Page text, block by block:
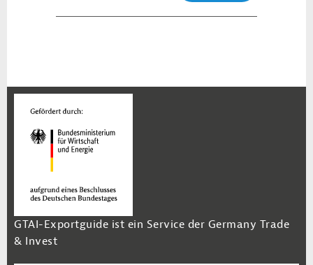
GTAI-Exportguide ist ein Service der Germany Trade
& Invest